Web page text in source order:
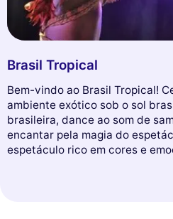
Brasil Tropical
Bem-vindo ao Brasil Tropical!
ambiente exótico sob o sol
brasileira, dance ao som de
encantar pela magia do
espetáculo rico em cores e